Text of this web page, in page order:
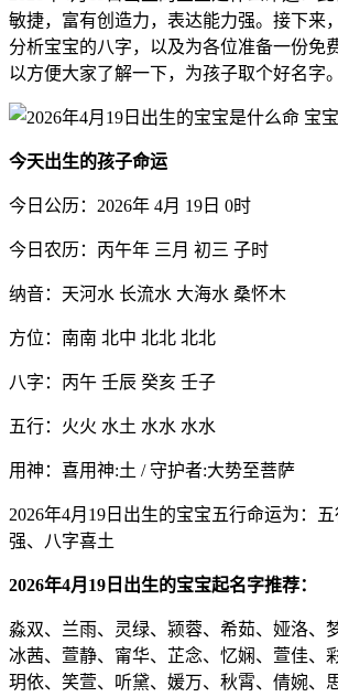
敏捷，富有创造力，表达能力强。接下来
分析宝宝的八字，以及为各位准备一份免
以方便大家了解一下，为孩子取个好名字。
今天出生的孩子命运
今日公历：2026年 4月 19日 0时
今日农历：丙午年 三月 初三 子时
纳音：天河水 长流水 大海水 桑怀木
方位：南南 北中 北北 北北
八字：丙午 壬辰 癸亥 壬子
五行：火火 水土 水水 水水
用神：喜用神:土 / 守护者:大势至菩萨
2026年4月19日出生的宝宝五行命运为：
强、八字喜土
2026年4月19日出生的宝宝起名字推荐：
淼双、兰雨、灵绿、颍蓉、希茹、娅洛、
冰茜、萱静、甯华、芷念、忆娴、萱佳、
玥依、笑萱、听黛、媛万、秋霄、倩婉、